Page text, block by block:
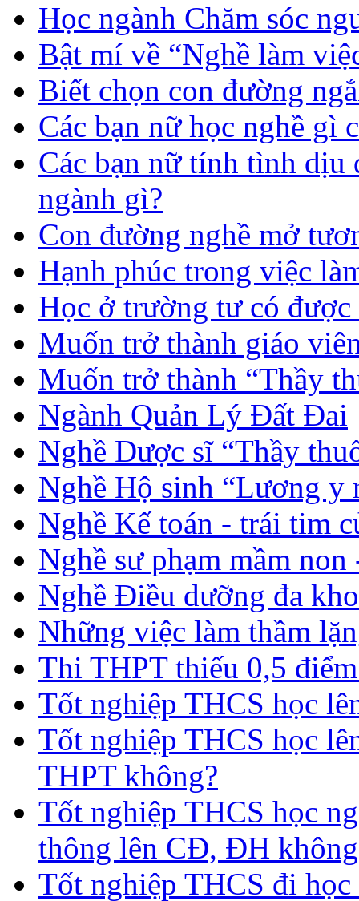
Học ngành Chăm sóc
Bật mí về “Nghề làm
Biết chọn con đường
Các bạn nữ học nghề gì
Các bạn nữ tính tình dịu
ngành gì?
Con đường nghề mở
Hạnh phúc trong việc
Học ở trường tư có
Muốn trở thành giáo
Muốn trở thành “Thầy
Ngành Quản Lý Đất Đai
Nghề Dược sĩ “Thầy
Nghề Hộ sinh “Lương y
Nghề Kế toán - trái tim
Nghề sư phạm mầm
Nghề Điều dưỡng đa
Những việc làm thầm
Thi THPT thiếu 0,5
Tốt nghiệp THCS học
Tốt nghiệp THCS học
THPT không?
Tốt nghiệp THCS học
thông lên CĐ, ĐH
Tốt nghiệp THCS đi học